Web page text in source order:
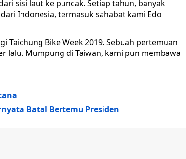
sisi laut ke puncak. Setiap tahun, banyak
Indonesia, termasuk sahabat kami Edo
Taichung Bike Week 2019. Sebuah pertemuan
lalu. Mumpung di Taiwan, kami pun membawa
Batal Bertemu Presiden